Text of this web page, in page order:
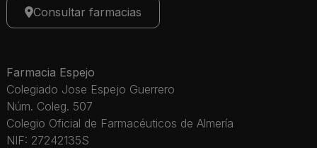
Consultar farmacias
Farmacia Espejo
Colegiado Jose Espejo Guerrero
Núm. Coleg. 507
Colegio Oficial de Farmacéuticos de Almería
NIF: 27242135S